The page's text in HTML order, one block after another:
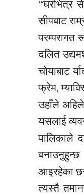
“घरभित्र
सीपबाट
परम्परागत
दलित
चोयाबाट
फ्रेम,
उहाँले
यसलाई
पालिकाले
बनाउनुहुन्छ
आइरहेका
त्यस्तै